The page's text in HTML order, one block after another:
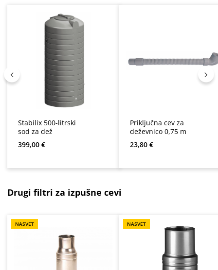
Stabilix 500-litrski
sod za dež
Redna cena:
399,00 €
Priključna cev za
deževnico 0,75 m
Redna cena:
23,80 €
Preskoči galerijo izdelkov
Drugi filtri za izpušne cevi
NASVET NASVET